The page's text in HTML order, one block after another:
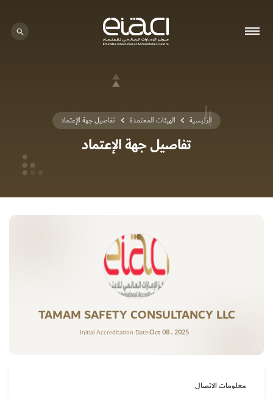
الرئيسية الهيئات المعتمدة تفاصيل جهة الإعتماد
تفاصيل جهة الإعتماد
TAMAM SAFETY CONSULTANCY LLC
Initial Accreditation Date:Oct 08 , 2025
معلومات الاتصال